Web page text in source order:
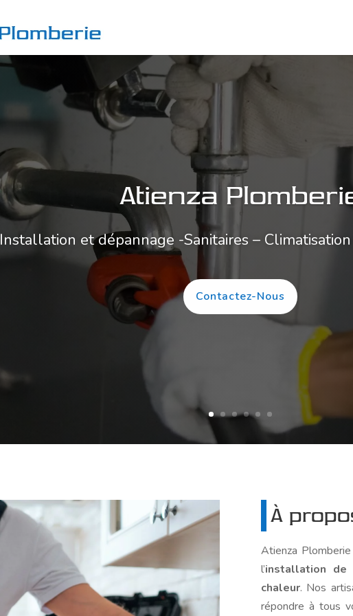
Atienza
Installation et dépannage -Sanitaires – Climatisation
Contactez-Nous
À
Atienza
l’installation de
chaleur. Nos
répondre à tous